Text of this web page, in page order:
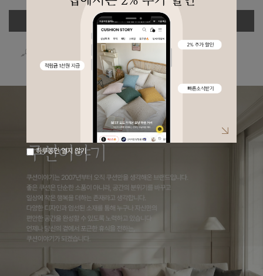
상세정보 새창 열기
상세 정보를 확대해 보실 수 있습니다.
하루동안 열지 않기